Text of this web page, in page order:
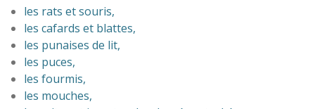
les rats et souris,
les cafards et blattes,
les punaises de lit,
les puces,
les fourmis,
les mouches,